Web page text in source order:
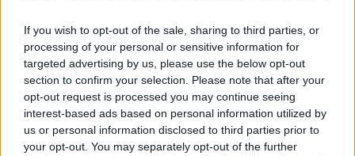
If you wish to opt-out of the sale, sharing to third parties, or
processing of your personal or sensitive information for
targeted advertising by us, please use the below opt-out
section to confirm your selection. Please note that after your
opt-out request is processed you may continue seeing
interest-based ads based on personal information utilized by
us or personal information disclosed to third parties prior to
your opt-out. You may separately opt-out of the further